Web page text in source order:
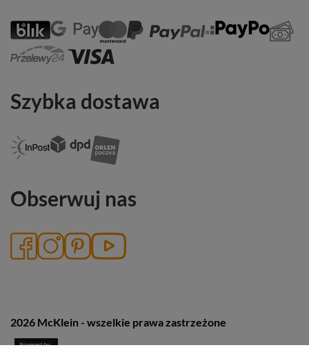
Szybka dostawa
Obserwuj nas
2026 McKlein - wszelkie prawa zastrzeżone